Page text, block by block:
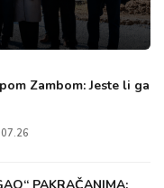
Zambom: Jeste li ga
PAKRAČANIMA: